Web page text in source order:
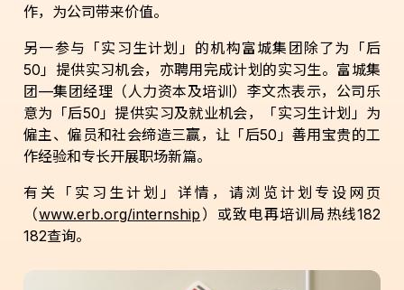
作，为公司带来价值。
另一参与「实习生计划」的机构富城集团除了为「后
50 」提供实习机会，亦聘用完成计划的实习生。富城集
团—集团经理（人力资本及培训）李文杰表示，公司乐
意为「后50 」提供实习及就业机会，「实习生计划」为
僱主、僱员和社会缔造三赢，让「后50 」善用宝贵的工
作经验和专长开展职场新篇。
有关「实习生计划」详情，请浏览计划专设网页
（www.erb.org/internship ）或致电再培训局热线182
182查询。